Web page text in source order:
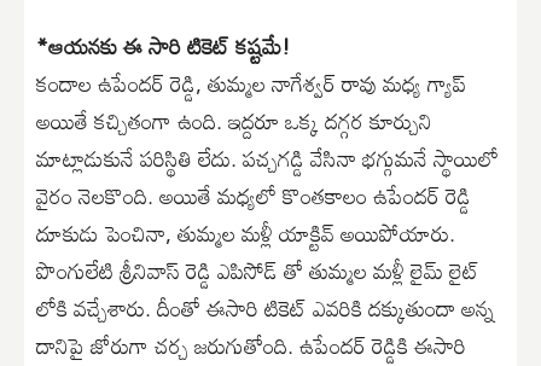
*ఆయనకు ఈ సారి టికెట్ కష్టమే!
కందాల ఉపేందర్ రెడ్డి, తుమ్మల నాగేశ్వర్ రావు మధ్య గ్యాప్
అయితే కచ్చితంగా ఉంది. ఇద్దరూ ఒక్క దగ్గర కూర్చుని
మాట్లాడుకునే పరిస్థితి లేదు. పచ్చగడ్డి వేసినా భగ్గుమనే స్థాయిలో
వైరం నెలకొంది. అయితే మధ్యలో కొంతకాలం ఉపేందర్ రెడ్డి
దూకుడు పెంచినా, తుమ్మల మళ్లీ యాక్టివ్ అయిపోయారు.
పొంగులేటి శ్రీనివాస్ రెడ్డి ఎపిసోడ్ తో తుమ్మల మళ్లీ లైమ్ లైట్
లోకి వచ్చేశారు. దీంతో ఈసారి టికెట్ ఎవరికి దక్కుతుందా అన్న
దానిపై జోరుగా చర్చ జరుగుతోంది. ఉపేందర్ రెడ్డికి ఈసారి